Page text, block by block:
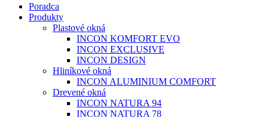
Poradca
Produkty
Plastové okná
INCON KOMFORT EVO
INCON EXCLUSIVE
INCON DESIGN
Hliníkové okná
INCON ALUMINIUM COMFORT
Drevené okná
INCON NATURA 94
INCON NATURA 78